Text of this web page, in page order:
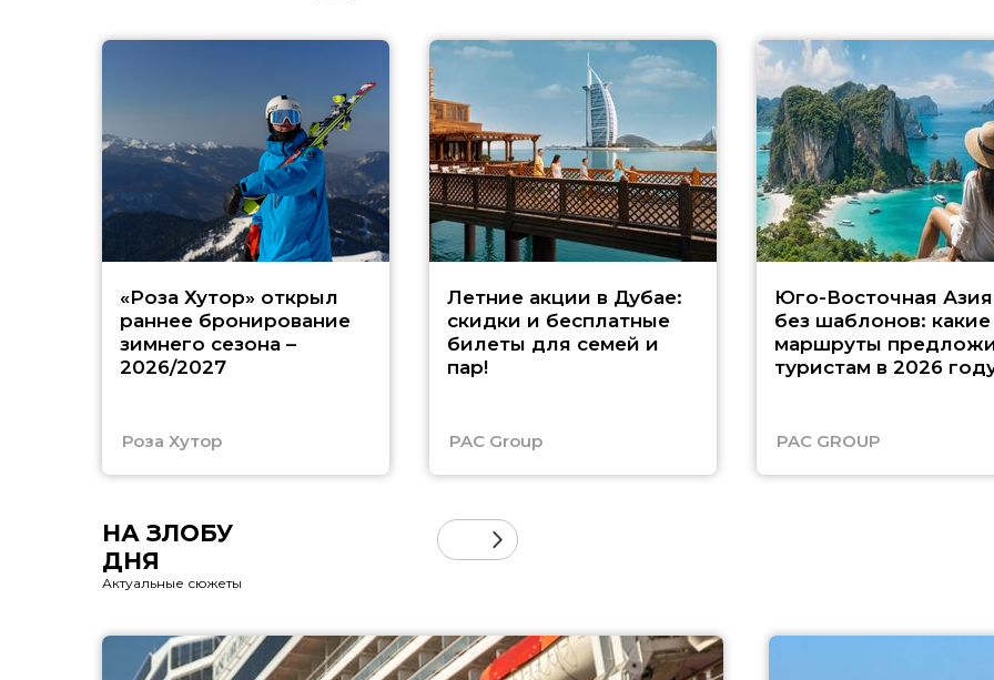
«Роза Хутор» открыл
раннее бронирование
зимнего сезона –
2026/2027
Роза Хутор
Летние акции в Дубае:
скидки и бесплатные
билеты для семей и
пар!
PAC Group
Юго-Восточная Азия
без шаблонов: какие
маршруты
туристам в 2026
PAC GROUP
НА ЗЛОБУ
ДНЯ
Актуальные сюжеты